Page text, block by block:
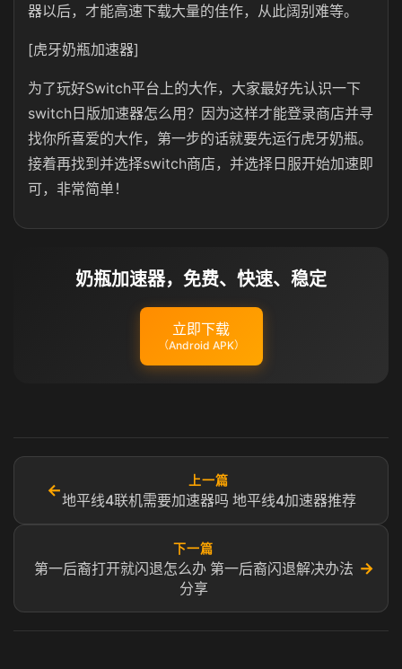
器以后，才能高速下载大量的佳作，从此阔别难等。
[虎牙奶瓶加速器]
为了玩好Switch平台上的大作，大家最好先认识一下
switch日版加速器怎么用？因为这样才能登录商店并寻
找你所喜爱的大作，第一步的话就要先运行虎牙奶瓶。
接着再找到并选择switch商店，并选择日服开始加速即
可，非常简单！
奶瓶加速器，免费、快速、稳定
立即下载
（Android APK）
←
上一篇
地平线4联机需要加速器吗 地平线4加速器推荐
下一篇
第一后裔打开就闪退怎么办 第一后裔闪退解决办法
分享
→